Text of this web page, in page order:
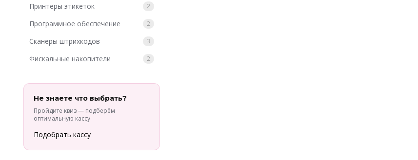
Принтеры этикеток 2
Программное обеспечение 2
Сканеры штрихкодов 3
Фискальные накопители 2
Не знаете что выбрать?
Пройдите квиз — подберём
оптимальную кассу
Подобрать кассу